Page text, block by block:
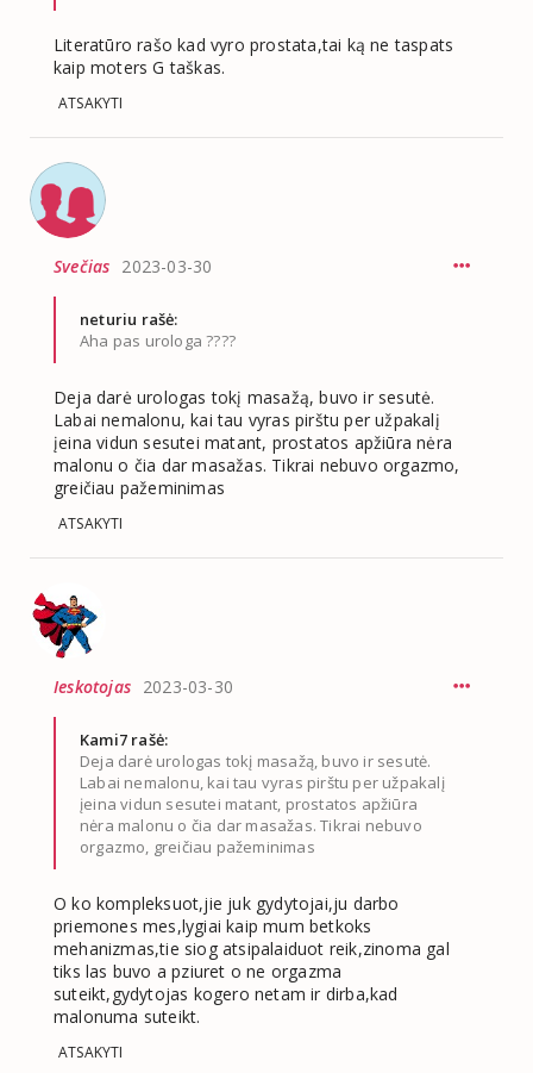
Literatūro rašo kad vyro prostata,tai ką ne taspats
kaip moters G taškas.
ATSAKYTI
Svečias 2023-03-30
neturiu rašė:
Aha pas urologa ????
Deja darė urologas tokį masažą, buvo ir sesutė.
Labai nemalonu, kai tau vyras pirštu per užpakalį
įeina vidun sesutei matant, prostatos apžiūra nėra
malonu o čia dar masažas. Tikrai nebuvo orgazmo,
greičiau pažeminimas
ATSAKYTI
Ieskotojas 2023-03-30
Kami7 rašė:
Deja darė urologas tokį masažą, buvo ir sesutė.
Labai nemalonu, kai tau vyras pirštu per užpakalį
įeina vidun sesutei matant, prostatos apžiūra
nėra malonu o čia dar masažas. Tikrai nebuvo
orgazmo, greičiau pažeminimas
O ko kompleksuot,jie juk gydytojai,ju darbo
priemones mes,lygiai kaip mum betkoks
mehanizmas,tie siog atsipalaiduot reik,zinoma gal
tiks las buvo a pziuret o ne orgazma
suteikt,gydytojas kogero netam ir dirba,kad
malonuma suteikt.
ATSAKYTI